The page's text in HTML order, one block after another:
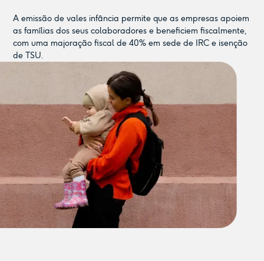
A emissão de vales infância permite que as empresas apoiem
as famílias dos seus colaboradores e beneficiem fiscalmente,
com uma majoração fiscal de 40% em sede de IRC e isenção
de TSU.